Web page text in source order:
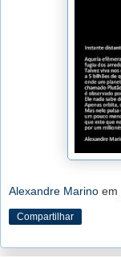
Alexandre Marino em
Compartilhar